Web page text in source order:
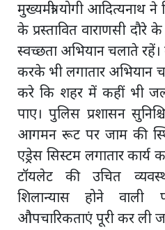
मुख्यमंत्री योगी आदित्यनाथ ने
के प्रस्तावित वाराणसी दौरे
स्वच्छता अभियान चलाते रहें।
करके भी लगातार अभियान
करे कि शहर में कहीं भी
पाए। पुलिस प्रशासन
आगमन रूट पर जाम की
एड्रेस सिस्टम लगातार
टॉयलेट की उचित
शिलान्यास होने वाली
औपचारिकताएं पूरी कर ली